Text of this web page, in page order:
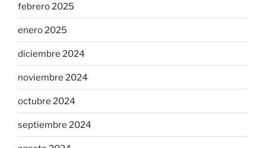
febrero 2025
enero 2025
diciembre 2024
noviembre 2024
octubre 2024
septiembre 2024